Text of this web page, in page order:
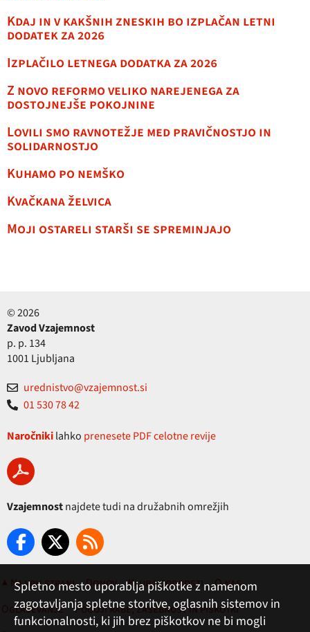
Kdaj in v kakšnih zneskih bo izplačan letni
dodatek za 2026
Izplačilo letnega dodatka za 2026
Z novo reformo veliko narejenega za
dostojnejše pokojnine
Lovili smo ravnotežje med pravičnostjo in
solidarnostjo
Kuhamo po nemško
Kvačkana želvica
Moji ostareli starši se spreminjajo
© 2026
Zavod Vzajemnost
p. p. 134
1001 Ljubljana
urednistvo@vzajemnost.si
01 530 78 42
Naročnikilahko prenesete PDF celotne revije
Vzajemnostnajdete tudi na družabnih omrežjih
▲ Na vrh strani Domov Klub ugodnosti
O nas
Oglaševanje
Pogoji rabe, zasebnost in piškotki
Spletno mesto uporablja piškotke z namenom
zagotavljanja spletne storitve, oglasnih sistemov in
funkcionalnosti, ki jih brez piškotkov ne bi mogli